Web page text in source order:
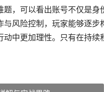
题，可以看出账号不仅是
与风险控制，玩家能够逐
动中更加理性。只有在持